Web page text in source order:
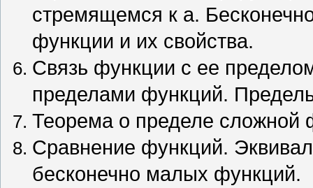
стремящемся к а.
функции и их свойства.
Связь функции с ее
пределами функций.
Теорема о пределе сложной
Сравнение функций.
бесконечно малых функций.